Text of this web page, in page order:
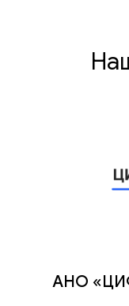
АНО